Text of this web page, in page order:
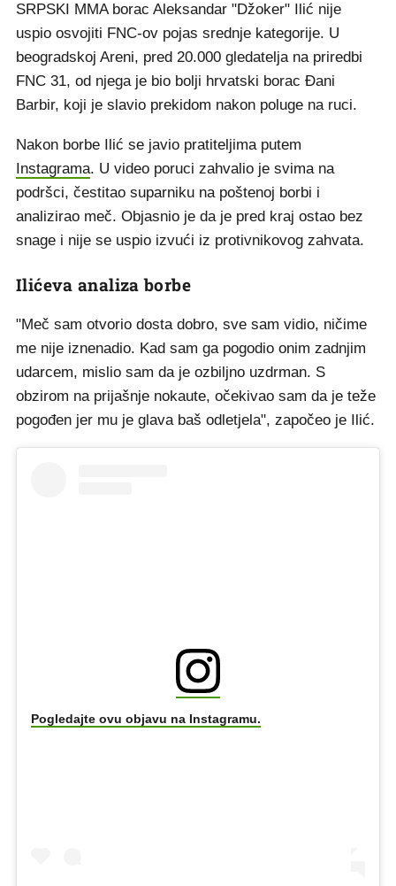
SRPSKI MMA borac Aleksandar "Džoker" Ilić nije
uspio osvojiti FNC-ov pojas srednje kategorije. U
beogradskoj Areni, pred 20.000 gledatelja na priredbi
FNC 31, od njega je bio bolji hrvatski borac Đani
Barbir, koji je slavio prekidom nakon poluge na ruci.
Nakon borbe Ilić se javio pratiteljima putem
Instagrama. U video poruci zahvalio je svima na
podršci, čestitao suparniku na poštenoj borbi i
analizirao meč. Objasnio je da je pred kraj ostao bez
snage i nije se uspio izvući iz protivnikovog zahvata.
Ilićeva analiza borbe
"Meč sam otvorio dosta dobro, sve sam vidio, ničime
me nije iznenadio. Kad sam ga pogodio onim zadnjim
udarcem, mislio sam da je ozbiljno uzdrman. S
obzirom na prijašnje nokaute, očekivao sam da je teže
pogođen jer mu je glava baš odletjela", započeo je Ilić.
Pogledajte ovu objavu na Instagramu.